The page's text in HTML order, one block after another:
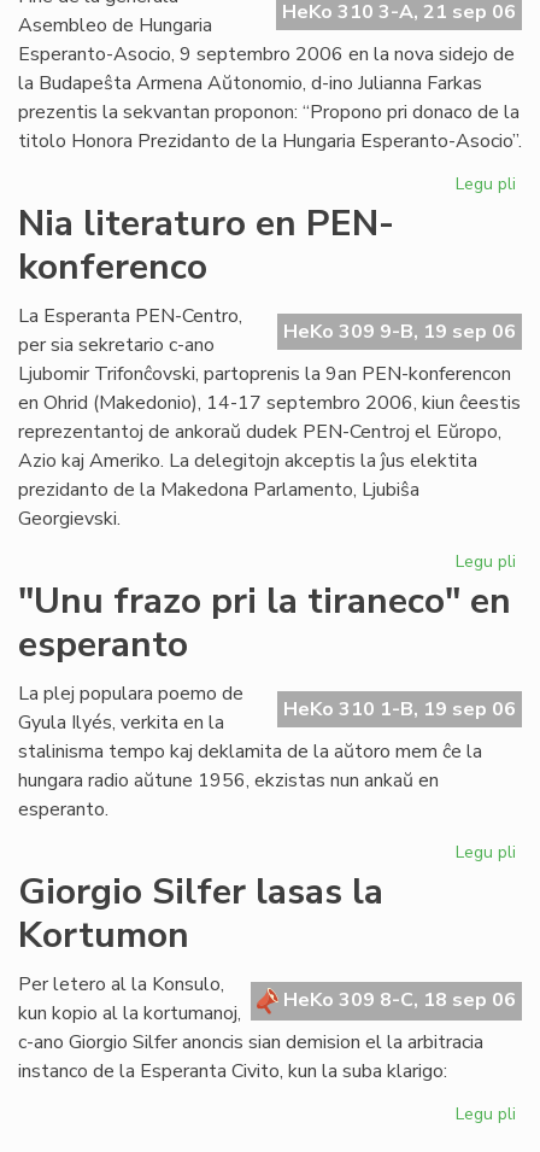
HeKo 310 3-A, 21 sep 06
Asembleo de Hungaria
Esperanto-Asocio, 9 septembro 2006 en la nova sidejo de
la Budapeŝta Armena Aŭtonomio, d-ino Julianna Farkas
prezentis la sekvantan proponon: “Propono pri donaco de la
titolo Honora Prezidanto de la Hungaria Esperanto-Asocio”.
Legu pli
Nia literaturo en PEN-
konferenco
HeKo 309 9-B, 19 sep 06
La Esperanta PEN-Centro,
per sia sekretario c-ano
Ljubomir Trifonĉovski, partoprenis la 9an PEN-konferencon
en Ohrid (Makedonio), 14-17 septembro 2006, kiun ĉeestis
reprezentantoj de ankoraŭ dudek PEN-Centroj el Eŭropo,
Azio kaj Ameriko. La delegitojn akceptis la ĵus elektita
prezidanto de la Makedona Parlamento, Ljubiŝa
Georgievski.
Legu pli
"Unu frazo pri la tiraneco" en
esperanto
HeKo 310 1-B, 19 sep 06
La plej populara poemo de
Gyula Ilyés, verkita en la
stalinisma tempo kaj deklamita de la aŭtoro mem ĉe la
hungara radio aŭtune 1956, ekzistas nun ankaŭ en
esperanto.
Legu pli
Giorgio Silfer lasas la
Kortumon
HeKo 309 8-C, 18 sep 06
Per letero al la Konsulo,
kun kopio al la kortumanoj,
c-ano Giorgio Silfer anoncis sian demision el la arbitracia
instanco de la Esperanta Civito, kun la suba klarigo:
Legu pli